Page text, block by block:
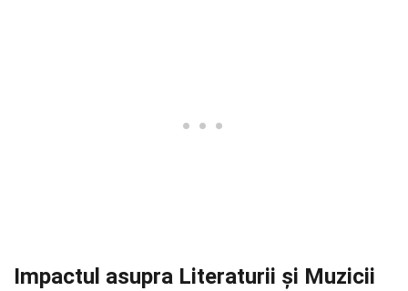
Impactul asupra Literaturii și Muzicii